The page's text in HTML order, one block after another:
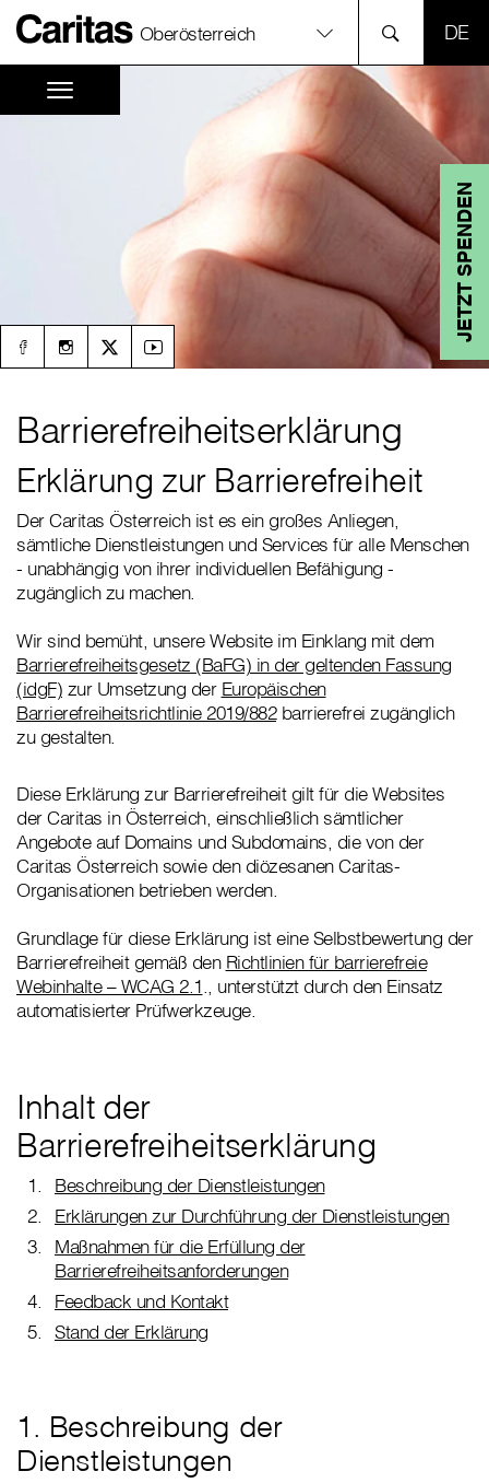
Oberösterreich
JETZT SPENDEN
Barrierefreiheitserklärung
Erklärung zur Barrierefreiheit
Der Caritas Österreich ist es ein großes Anliegen,
sämtliche Dienstleistungen und Services für alle Menschen
- unabhängig von ihrer individuellen Befähigung -
zugänglich zu machen.
Wir sind bemüht, unsere Website im Einklang mit dem
Barrierefreiheitsgesetz (BaFG) in der geltenden Fassung
(idgF) zur Umsetzung der Europäischen
Barrierefreiheitsrichtlinie 2019/882barrierefrei zugänglich
zu gestalten.
Diese Erklärung zur Barrierefreiheit gilt für die Websites
der Caritas in Österreich, einschließlich sämtlicher
Angebote auf Domains und Subdomains, die von der
Caritas Österreich sowie den diözesanen Caritas-
Organisationen betrieben werden.
Grundlage für diese Erklärung ist eine Selbstbewertung der
Barrierefreiheit gemäß den Richtlinien für barrierefreie
Webinhalte – WCAG 2.1., unterstützt durch den Einsatz
automatisierter Prüfwerkzeuge.
Inhalt der
Barrierefreiheitserklärung
Beschreibung der Dienstleistungen
Erklärungen zur Durchführung der Dienstleistungen
Maßnahmen für die Erfüllung der
Barrierefreiheitsanforderungen
Feedback und Kontakt
Stand der Erklärung
1. Beschreibung der
Dienstleistungen